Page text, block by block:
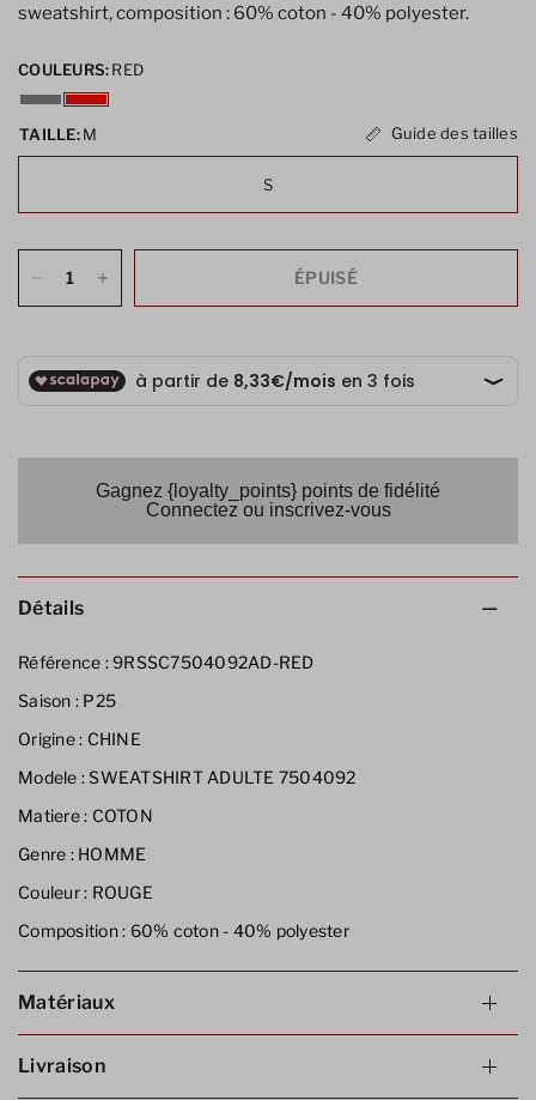
sweatshirt, composition : 60% coton - 40% polyester.
COULEURS:RED
TAILLE:M Guide des tailles
S
ÉPUISÉ
Gagnez {loyalty_points} points de fidélité
Connectez ou inscrivez-vous
Détails
Référence :9RSSC7504092AD-RED
Saison : P25
Origine : CHINE
Modele :SWEATSHIRT ADULTE 7504092
Matiere : COTON
Genre :HOMME
Couleur : ROUGE
Composition : 60% coton - 40% polyester
Matériaux
Livraison